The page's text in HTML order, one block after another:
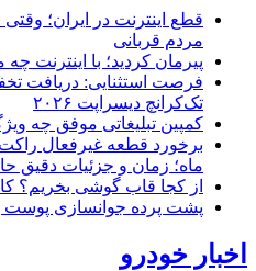
قطع اینترنت در ایران؛
مردم قربانی
پیرمان کردید؛ با اینترنت
تک‌کرانچ دیسراپت ۲۰۲۶
کمپین تبلیغاتی موفق چه
ماه؛ زمان و جزئیات دقیق
از کجا قاب گوشی بخریم؟
پشت پرده جوانسازی پوست
اخبار خودرو